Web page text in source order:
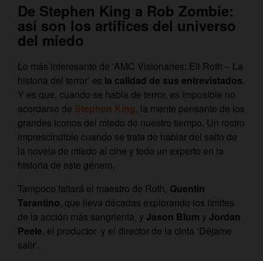
De Stephen King a Rob Zombie:
así son los artífices del universo
del miedo
Lo más interesante de ‘AMC Visionaries: Eli Roth – La
historia del terror’ es la calidad de sus entrevistados.
Y es que, cuando se habla de terror, es imposible no
acordarse de Stephen King, la mente pensante de los
grandes iconos del miedo de nuestro tiempo. Un rostro
imprescindible cuando se trata de hablar del salto de
la novela de miedo al cine y todo un experto en la
historia de este género.
Tampoco faltará el maestro de Roth, Quentin
Tarantino, que lleva décadas explorando los límites
de la acción más sangrienta, y Jason Blum y Jordan
Peele, el productor y el director de la cinta ‘Déjame
salir’.